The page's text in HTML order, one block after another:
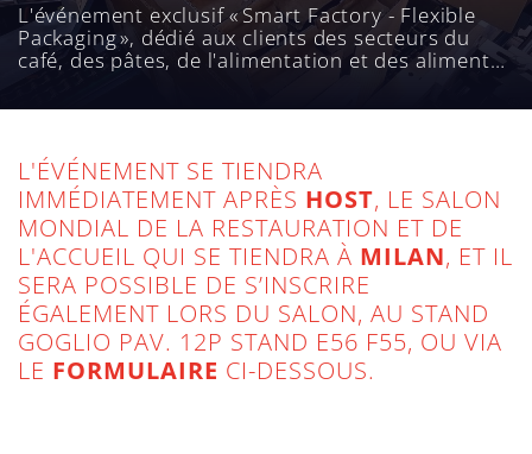
L'événement exclusif « Smart Factory - Flexible
Packaging », dédié aux clients des secteurs du
café, des pâtes, de l'alimentation et des aliments
octobre prochain au showroom d’Aetna Group,
L'ÉVÉNEMENT SE TIENDRA
IMMÉDIATEMENT APRÈS HOST, LE SALON
MONDIAL DE LA RESTAURATION ET DE
L'ACCUEIL QUI SE TIENDRA À MILAN, ET IL
SERA POSSIBLE DE S’INSCRIRE
ÉGALEMENT LORS DU SALON, AU STAND
GOGLIO PAV. 12P STAND E56 F55, OU VIA
LE FORMULAIRE CI-DESSOUS.